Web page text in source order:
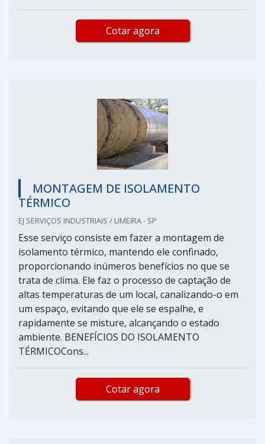
Cotar agora
MONTAGEM DE ISOLAMENTO
TÉRMICO
EJ SERVIÇOS INDUSTRIAIS / LIMEIRA - SP
Esse serviço consiste em fazer a montagem de
isolamento térmico, mantendo ele confinado,
proporcionando inúmeros benefícios no que se
trata de clima. Ele faz o processo de captação de
altas temperaturas de um local, canalizando-o em
um espaço, evitando que ele se espalhe, e
rapidamente se misture, alcançando o estado
ambiente. BENEFÍCIOS DO ISOLAMENTO
TÉRMICOCons...
Cotar agora